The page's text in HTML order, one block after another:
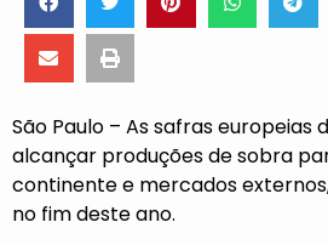
São Paulo – As safras europeias
alcançar produções de sobra
continente e mercados
no fim deste ano.